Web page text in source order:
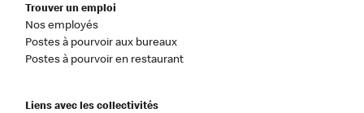
Trouver un emploi
Nos employés
Postes à pourvoir aux bureaux
Postes à pourvoir en restaurant
Liens avec les collectivités